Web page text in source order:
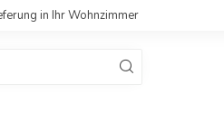
in Ihr Wohnzimmer